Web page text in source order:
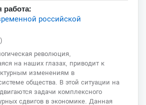
российской
революция,
на наших глазах, приводит к
изменениям в
общества. В этой ситуации на
задачи комплексного
сдвигов в экономике. Данная